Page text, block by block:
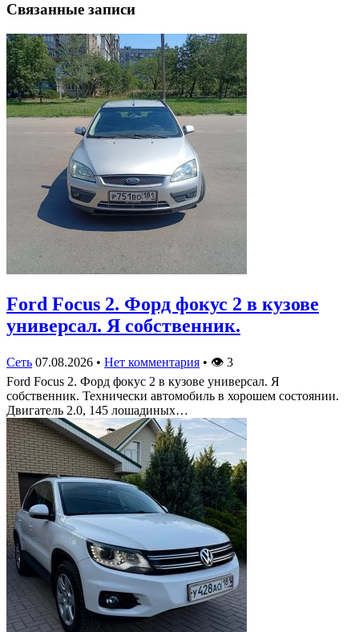
Связанные записи
Ford Focus 2. Форд фокус 2 в кузове
универсал. Я собственник.
Сеть 07.08.2026 • Нет комментария • 👁 3
Ford Focus 2. Форд фокус 2 в кузове универсал. Я
собственник. Технически автомобиль в хорошем состоянии.
Двигатель 2.0, 145 лошадиных…